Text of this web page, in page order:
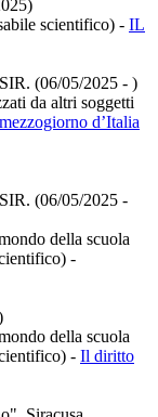
scientifico) - IL
(06/05/2025 - )
da altri soggetti
d’Italia
(06/05/2025 -
della scuola
-
della scuola
- Il diritto